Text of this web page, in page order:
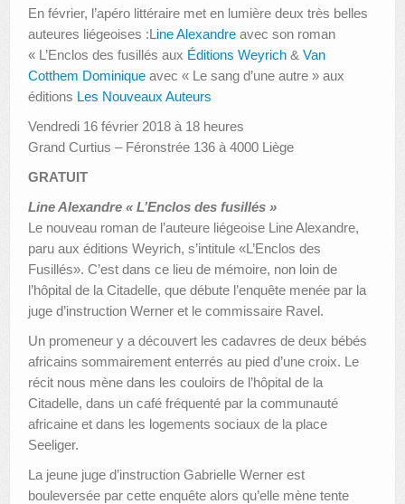
En février, l’apéro littéraire met en lumière deux très belles
auteures liégeoises :L ine Alexandre avec son roman
« L’Enclos des fusillés aux Éditions Weyrich & Van
Cotthem Dominique avec « Le sang d’une autre » aux
éditions Les Nouveaux Auteurs
Vendredi 16 février 2018 à 18 heures
Grand Curtius – Féronstrée 136 à 4000 Liège
GRATUIT
Line Alexandre « L’Enclos des fusillés »
Le nouveau roman de l’auteure liégeoise Line Alexandre,
paru aux éditions Weyrich, s’intitule «L’Enclos des
Fusillés». C’est dans ce lieu de mémoire, non loin de
l’hôpital de la Citadelle, que débute l’enquête menée par la
juge d’instruction Werner et le commissaire Ravel.
Un promeneur y a découvert les cadavres de deux bébés
africains sommairement enterrés au pied d’une croix. Le
récit nous mène dans les couloirs de l’hôpital de la
Citadelle, dans un café fréquenté par la communauté
africaine et dans les logements sociaux de la place
Seeliger.
La jeune juge d’instruction Gabrielle Werner est
bouleversée par cette enquête alors qu’elle mène tente